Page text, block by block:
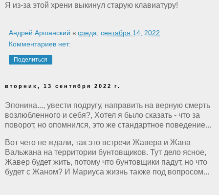
Я из-за этой хрени выкинул старую клавиатуру!
Андрей Аршанский в среда, сентября 14, 2022
Комментариев нет:
Поделиться
вторник, 13 сентября 2022 г.
Эпонина..., увести подругу, направить на верную смерть
возлюбленного и себя?, Хотел я было сказать - что за
поворот, но опомнился, это же стандартное поведение...
Вот чего не ждали, так это встречи Жавера и Жана
Вальжана на территории бунтовщиков. Тут дело ясное,
Жавер будет жить, потому что бунтовщики падут, но что
будет с Жаном? И Мариуса жизнь также под вопросом...